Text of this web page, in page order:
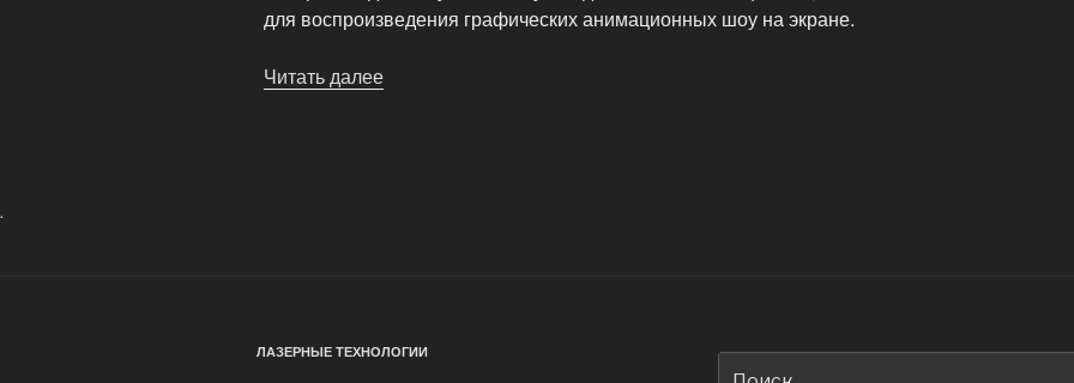
для воспроизведения графических анимационных шоу на экране.
Читать далее
.
ЛАЗЕРНЫЕ ТЕХНОЛОГИИ